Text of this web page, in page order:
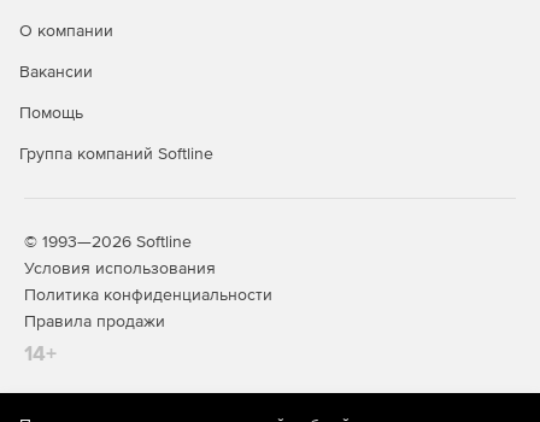
О компании
Вакансии
Помощь
Группа компаний Softline
© 1993—2026 Softline
Условия использования
Политика конфиденциальности
Правила продажи
14+